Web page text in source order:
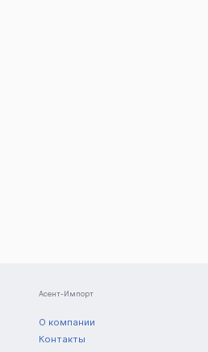
Асент-Импорт
О компании
Контакты